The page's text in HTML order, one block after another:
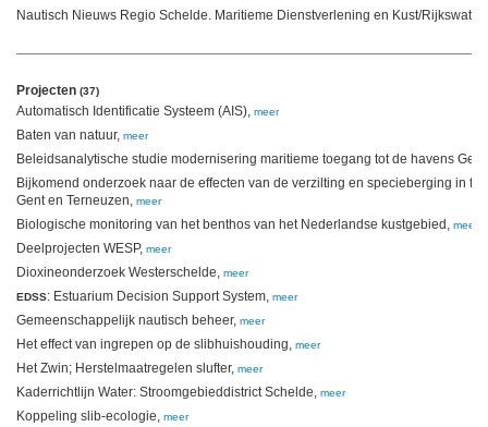
Nautisch Nieuws Regio Schelde. Maritieme Dienstverlening en Kust/
Projecten (37)
Automatisch Identificatie Systeem (AIS), meer
Baten van natuur, meer
Beleidsanalytische studie modernisering maritieme toegang tot de havens
Bijkomend onderzoek naar de effecten van de verzilting en specieberging in
Gent en Terneuzen,
meer
Biologische monitoring van het benthos van het Nederlandse kustgebied, meer
Deelprojecten WESP, meer
Dioxineonderzoek Westerschelde,
meer
EDSS: Estuarium Decision Support System, meer
Gemeenschappelijk nautisch beheer, meer
Het effect van ingrepen op de slibhuishouding, meer
Het Zwin; Herstelmaatregelen slufter, meer
Kaderrichtlijn Water: Stroomgebieddistrict Schelde, meer
Koppeling slib-ecologie, meer